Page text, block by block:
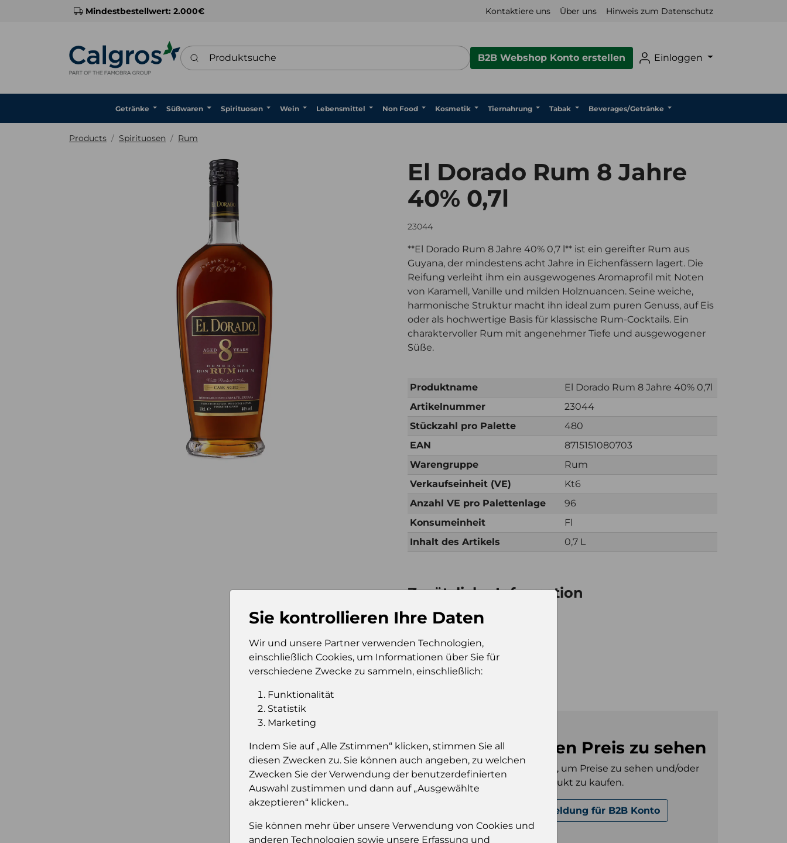
Mindestbestellwert: 2.000€ Kontaktiere uns Über uns Hinweis zum Datenschutz
Produktsuche
B2B Webshop Konto erstellen Einloggen
Getränke Süßwaren Spirituosen Wein Lebensmittel Non Food Kosmetik Tiernahrung Tabak Beverages/Getränke
Products Spirituosen Rum
El Dorado Rum 8 Jahre
40% 0,7l
23044
**El Dorado Rum 8 Jahre 40% 0,7 l** ist ein gereifter Rum aus
Guyana, der mindestens acht Jahre in Eichenfässern lagert. Die
Reifung verleiht ihm ein ausgewogenes Aromaprofil mit Noten
von Karamell, Vanille und milden Holznuancen. Seine weiche,
harmonische Struktur macht ihn ideal zum puren Genuss, auf Eis
oder als hochwertige Basis für klassische Rum-Cocktails. Ein
charaktervoller Rum mit angenehmer Tiefe und ausgewogener
Süße.
Produktname
El Dorado Rum 8 Jahre 40% 0,7l
Artikelnummer
23044
Stückzahl pro Palette
480
EAN
8715151080703
Warengruppe
Rum
Verkaufseinheit (VE)
Kt6
Anzahl VE pro Palettenlage
96
Konsumeinheit
Fl
Inhalt des Artikels
0,7 L
Zusätzliche Information
Verkaufseinheit (VE)
Palette
Konsumeinheit
Stückzahl pro
Einloggen um den Preis zu sehen
Sie müssen eingeloggt sein, um Preise zu sehen und/oder
dieses Produkt zu kaufen.
Anmeldung für B2B Konto
Sie kontrollieren Ihre Daten
Wir und unsere Partner verwenden Technologien,
einschließlich Cookies, um Informationen über Sie für
verschiedene Zwecke zu sammeln, einschließlich:
Funktionalität
Statistik
Marketing
Indem Sie auf „Alle Zstimmen“ klicken, stimmen Sie all
diesen Zwecken zu. Sie können auch angeben, zu welchen
Zwecken Sie der Verwendung der benutzerdefinierten
Auswahl zustimmen und dann auf „Ausgewählte
akzeptieren“ klicken..
Sie können mehr über unsere Verwendung von Cookies und
anderen Technologien sowie unsere Erfassung und